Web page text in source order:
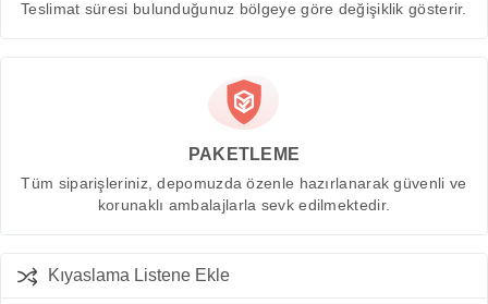
Teslimat süresi bulunduğunuz bölgeye göre değişiklik gösterir.
PAKETLEME
Tüm siparişleriniz, depomuzda özenle hazırlanarak güvenli ve
korunaklı ambalajlarla sevk edilmektedir.
Kıyaslama Listene Ekle